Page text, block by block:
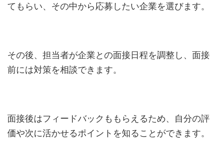
てもらい、その中から応募したい企業を選びます。
その後、担当者が企業との面接日程を調整し、面接
前には対策を相談できます。
面接後はフィードバックももらえるため、自分の評
価や次に活かせるポイントを知ることができます。